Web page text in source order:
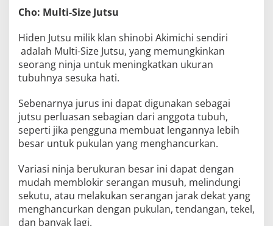
Cho: Multi-Size Jutsu
Hiden Jutsu milik klan shinobi Akimichi sendiri
adalah Multi-Size Jutsu, yang memungkinkan
seorang ninja untuk meningkatkan ukuran
tubuhnya sesuka hati.
Sebenarnya jurus ini dapat digunakan sebagai
jutsu perluasan sebagian dari anggota tubuh,
seperti jika pengguna membuat lengannya lebih
besar untuk pukulan yang menghancurkan.
Variasi ninja berukuran besar ini dapat dengan
mudah memblokir serangan musuh, melindungi
sekutu, atau melakukan serangan jarak dekat yang
menghancurkan dengan pukulan, tendangan, tekel,
dan banyak lagi.